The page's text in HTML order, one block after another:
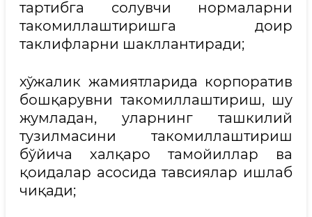
тартибга солувчи нормаларни
такомиллаштиришга доир
таклифларни шакллантиради;
хўжалик жамиятларида корпоратив
бошқарувни такомиллаштириш, шу
жумладан, уларнинг ташкилий
тузилмасини такомиллаштириш
бўйича халқаро тамойиллар ва
қоидалар асосида тавсиялар ишлаб
чиқади;